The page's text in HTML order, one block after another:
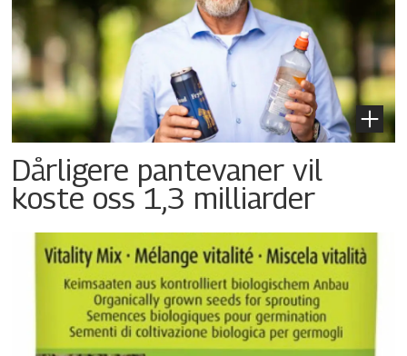
Dårligere pantevaner vil
koste oss 1,3 milliarder